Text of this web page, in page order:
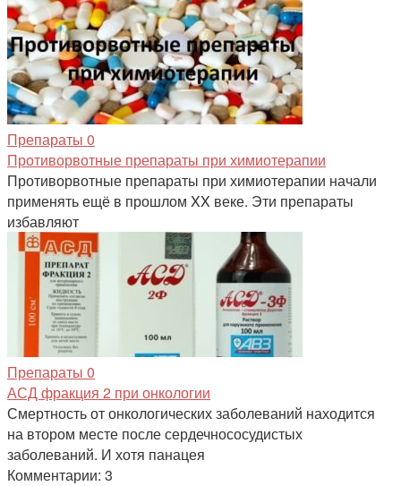
Препараты 0
Противорвотные препараты при химиотерапии
Противорвотные препараты при химиотерапии начали
применять ещё в прошлом XX веке. Эти препараты
избавляют
Препараты 0
АСД фракция 2 при онкологии
Смертность от онкологических заболеваний находится
на втором месте после сердечнососудистых
заболеваний. И хотя панацея
Комментарии: 3